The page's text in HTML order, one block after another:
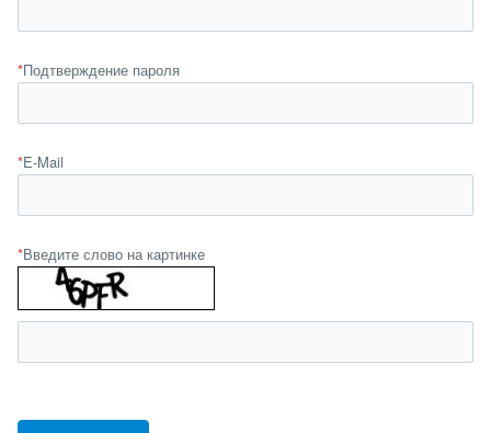
*Подтверждение пароля
*E-Mail
*Введите слово на картинке